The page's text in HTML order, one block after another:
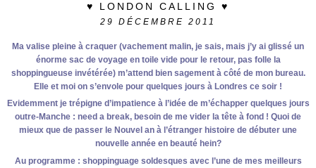
♥ LONDON CALLING ♥
29 DÉCEMBRE 2011
Ma valise pleine à craquer (vachement malin, je sais, mais j’y ai glissé un
énorme sac de voyage en toile vide pour le retour, pas folle la
shoppingueuse invétérée) m’attend bien sagement à côté de mon bureau.
Elle et moi on s’envole pour quelques jours à Londres ce soir !
Evidemment je trépigne d’impatience à l’idée de m’échapper quelques jours
outre-Manche : need a break, besoin de me vider la tête à fond ! Quoi de
mieux que de passer le Nouvel an à l’étranger histoire de débuter une
nouvelle année en beauté hein?
Au programme : shoppinguage soldesques avec l’une de mes meilleurs